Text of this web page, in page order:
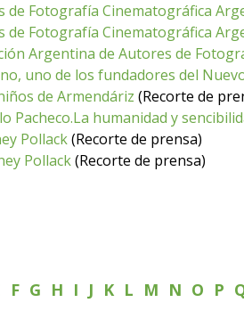
de Fotografía Cinematográfica
de Fotografía Cinematográfica
Argentina de Autores de
uno de los fundadores del
de Armendáriz (Recorte de
Pacheco.La humanidad y
Pollack(Recorte de prensa)
Pollack(Recorte de prensa)
F G H I J K L M N O P